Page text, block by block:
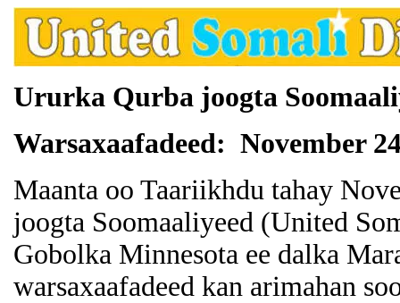
Ururka Qurba joogta
Warsaxaafadeed: November
Maanta oo Taariikhdu tahay
joogta Soomaaliyeed (United
Gobolka Minnesota ee dalka
warsaxaafadeed kan arimahan